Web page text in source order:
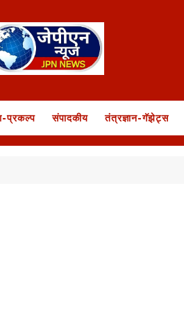
प्रकल्प संपादकीय तंत्रज्ञान-गॅझेट्स